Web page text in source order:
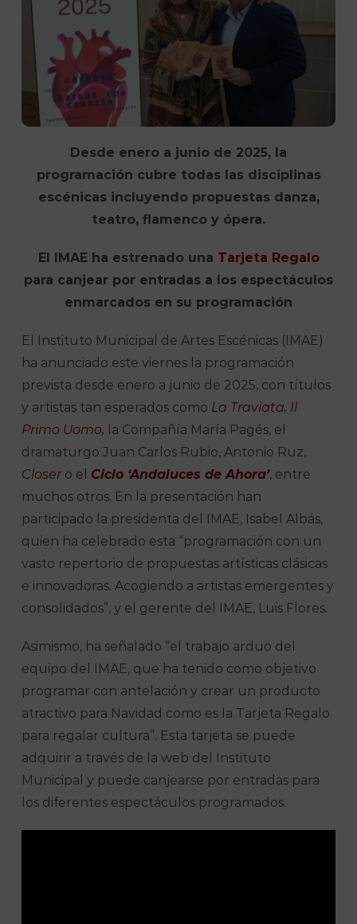
Desde enero a junio de 2025, la
programación cubre todas las disciplinas
escénicas incluyendo propuestas danza,
teatro, flamenco y ópera.
El IMAE ha estrenado una Tarjeta Regalo
para canjear por entradas a los espectáculos
enmarcados en su programación
El Instituto Municipal de Artes Escénicas (IMAE)
ha anunciado este viernes la programación
prevista desde enero a junio de 2025, con títulos
y artistas tan esperados como La Traviata, Il
Primo Uomo, la Compañía María Pagés, el
dramaturgo Juan Carlos Rubio, Antonio Ruz,
Closer o el Ciclo ‘Andaluces de Ahora’, entre
muchos otros. En la presentación han
participado la presidenta del IMAE, Isabel Albás,
quien ha celebrado esta “programación con un
vasto repertorio de propuestas artísticas clásicas
e innovadoras. Acogiendo a artistas emergentes y
consolidados”, y el gerente del IMAE, Luis Flores.
Asimismo, ha señalado “el trabajo arduo del
equipo del IMAE, que ha tenido como objetivo
programar con antelación y crear un producto
atractivo para Navidad como es la Tarjeta Regalo
para regalar cultura”. Esta tarjeta se puede
adquirir a través de la web del Instituto
Municipal y puede canjearse por entradas para
los diferentes espectáculos programados.